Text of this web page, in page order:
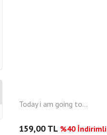
Today i am going to...
159,00 TL %40 İndirimli